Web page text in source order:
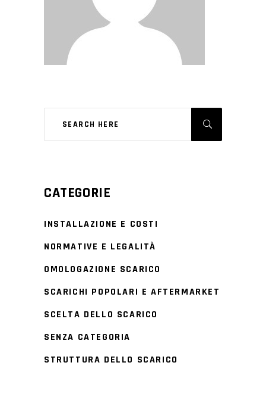
CATEGORIE
INSTALLAZIONE E COSTI
NORMATIVE E LEGALITÀ
OMOLOGAZIONE SCARICO
SCARICHI POPOLARI E AFTERMARKET
SCELTA DELLO SCARICO
SENZA CATEGORIA
STRUTTURA DELLO SCARICO